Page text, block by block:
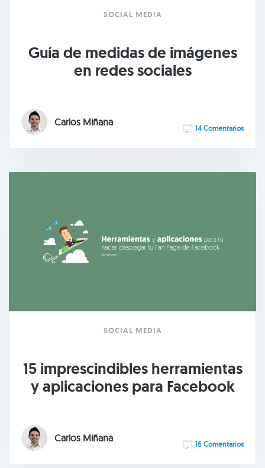
SOCIAL MEDIA
Guía de medidas de imágenes
en redes sociales
Carlos Miñana
14 Comentarios
SOCIAL MEDIA
15 imprescindibles herramientas
y aplicaciones para Facebook
Carlos Miñana
16 Comentarios